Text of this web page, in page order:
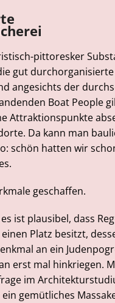
pittoresker
gut durchorganisierte
angesichts der
Boat People
Attraktionspunkte
Da kann man
schön hatten wir
geschaffen.
ist plausibel, dass
Platz besitzt,
an ein
erst mal hinkriegen.
im
gemütliches